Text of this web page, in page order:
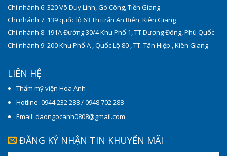
Chi nhánh 6: 320 Võ Duy Linh, Gò Công, Tiền Giang
Chi nhánh 7: 139 quốc lộ 63 Thị trấn An Biên, Kiên Giang
Chi nhánh 8: 191A Đường 30/4 Khu Phố 1, TT.Dương Đông, Phú Quốc
Chi nhánh 9: 200 Khu Phố A , Quốc Lộ 80 , TT. Tân Hiệp , Kiên Giang
LIÊN HỆ
Thẩm mỹ viện Hoa Anh
Hotline: 0944 232 288 / 0948 702 288
Email: daongocanh0808@gmail.com
ĐĂNG KÝ NHẬN TIN KHUYẾN MÃI